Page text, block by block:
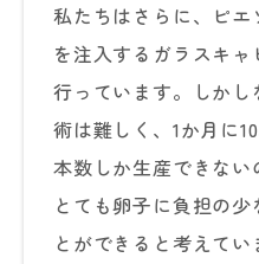
私たちはさらに、ピ
を注入するガラスキャ
行っています。しか
術は難しく、1か月に
本数しか生産できない
とても卵子に負担の
とができると考えて